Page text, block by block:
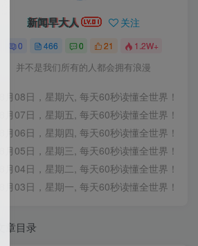
新闻早大人 关注
0 466 0 21 1.2W+
并不是我们所有的人都会拥有浪漫
08月08日，星期六, 每天60秒读懂全世界！
08月07日，星期五, 每天60秒读懂全世界！
08月06日，星期四, 每天60秒读懂全世界！
08月05日，星期三, 每天60秒读懂全世界！
08月04日，星期二, 每天60秒读懂全世界！
08月03日，星期一, 每天60秒读懂全世界！
文章目录